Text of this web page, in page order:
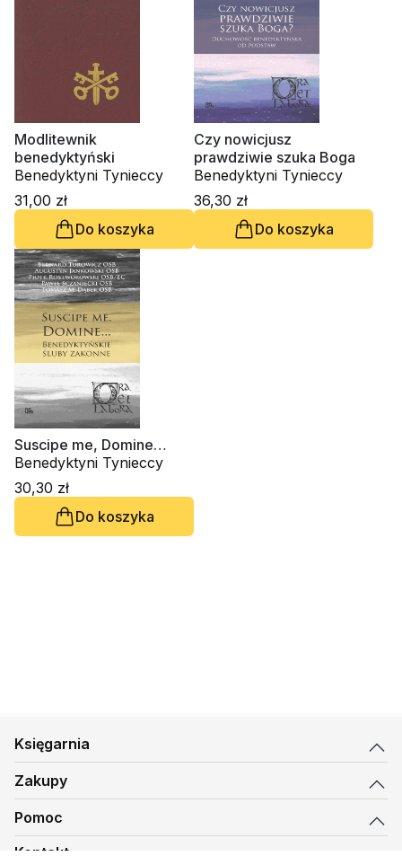
Modlitewnik
benedyktyński
Benedyktyni Tynieccy
31,00 zł
Do koszyka
Czy nowicjusz
prawdziwie szuka Boga
Benedyktyni Tynieccy
36,30 zł
Do koszyka
Suscipe me, Domine…
Benedyktyni Tynieccy
30,30 zł
Do koszyka
Księgarnia
Zakupy
Pomoc
Kontakt